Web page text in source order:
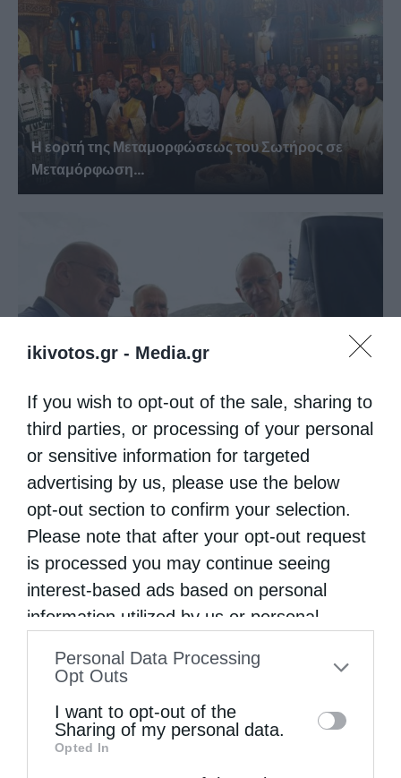
ikivotos.gr - Media.gr
If you wish to opt-out of the sale, sharing to
third parties, or processing of your personal
or sensitive information for targeted
advertising by us, please use the below
opt-out section to confirm your selection.
Please note that after your opt-out request
is processed you may continue seeing
interest-based ads based on personal
information utilized by us or personal
to your opt-out. You may separately opt-out
information by third parties on the IAB’s list
of downstream participants. This
Personal Data Processing
Opt Outs
I want to opt-out of the
Sharing of my personal data.
Opted In
Η εορτή της Μεταμορφώσεως του Σωτήρος σε
Μεταμόρφωση...
Εὐχαριστίες γιά τήν παραχώρηση τμήματος
στρατοπέδου στήν Ἱερά...
Στελέχη των κατασκηνώσεων της Μητροπόλεως
Αλεξανδρουπόλεως στα Πριγκηπόνησα